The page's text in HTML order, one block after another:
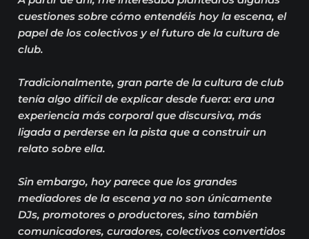
cuestiones sobre cómo entendéis hoy la escena, el
papel de los colectivos y el futuro de la cultura de
club.
Tradicionalmente, gran parte de la cultura de club
tenía algo difícil de explicar desde fuera: era una
experiencia más corporal que discursiva, más
ligada a perderse en la pista que a construir un
relato sobre ella.
Sin embargo, hoy parece que los grandes
mediadores de la escena ya no son únicamente
DJs, promotores o productores, sino también
comunicadores, curadores, colectivos convertidos